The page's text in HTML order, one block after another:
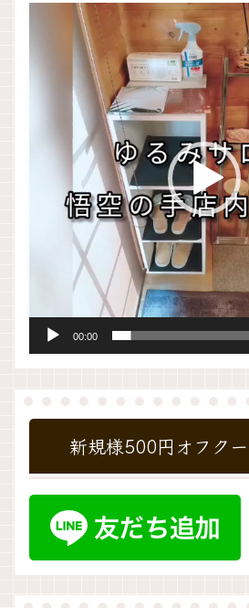
00:00
新規様500円オフク